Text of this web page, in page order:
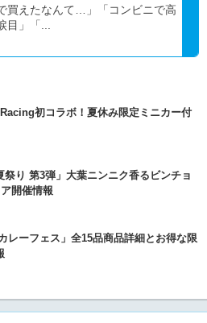
買えたなんて…」「コンビニで高
目」「...
初コラボ！夏休み限定ミニカー付
祭り 第3弾」大葉ニンニク香るビンチョ
開催情報
レーフェス」全15品商品詳細とお得な限